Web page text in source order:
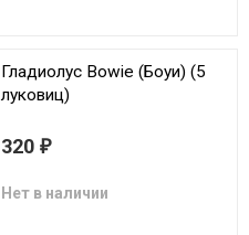
Гладиолус Bowie (Боуи) (5
луковиц)
320 ₽
Нет в наличии